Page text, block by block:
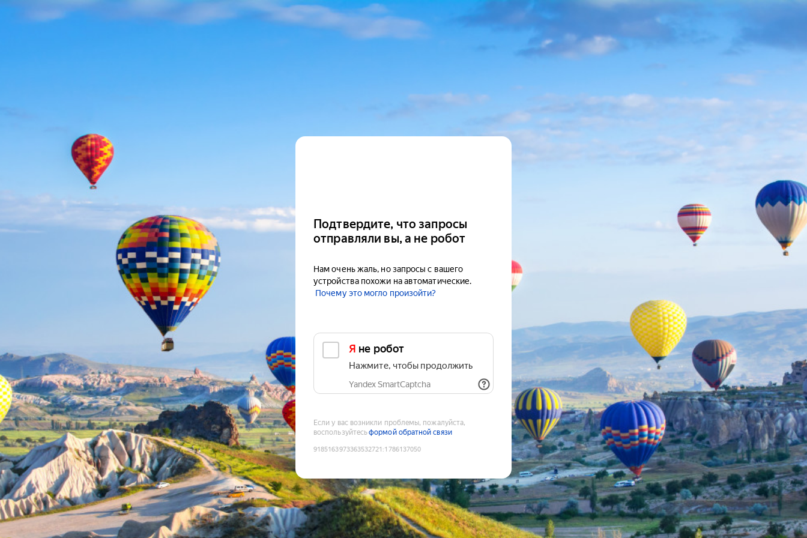
Подтвердите, что запросы
отправляли вы, а не робот
Нам очень жаль, но запросы с вашего
устройства похожи на автоматические.
Почему это могло произойти?
Я не робот
Нажмите, чтобы продолжить
Yandex SmartCaptcha
Если у вас возникли проблемы, пожалуйста,
воспользуйтесьформой обратной связи
9185163973363532721 :1786137050